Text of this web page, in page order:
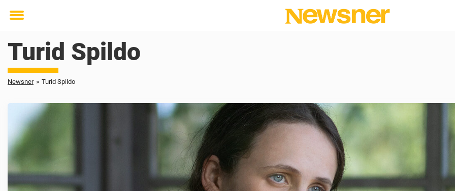
Toggle
Turid Spildo
Newsner » Turid Spildo